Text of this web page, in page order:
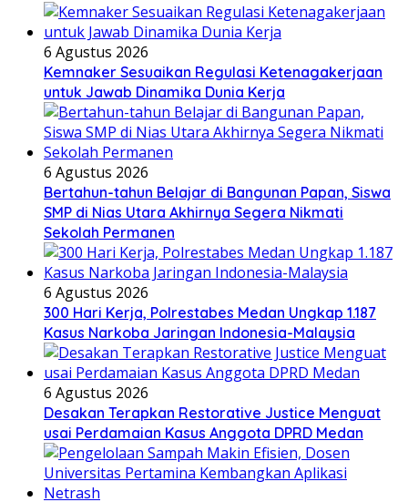
6 Agustus 2026
Kemnaker Sesuaikan Regulasi Ketenagakerjaan
untuk Jawab Dinamika Dunia Kerja
6 Agustus 2026
Bertahun-tahun Belajar di Bangunan Papan, Siswa
SMP di Nias Utara Akhirnya Segera Nikmati
Sekolah Permanen
6 Agustus 2026
300 Hari Kerja, Polrestabes Medan Ungkap 1.187
Kasus Narkoba Jaringan Indonesia-Malaysia
6 Agustus 2026
Desakan Terapkan Restorative Justice Menguat
usai Perdamaian Kasus Anggota DPRD Medan